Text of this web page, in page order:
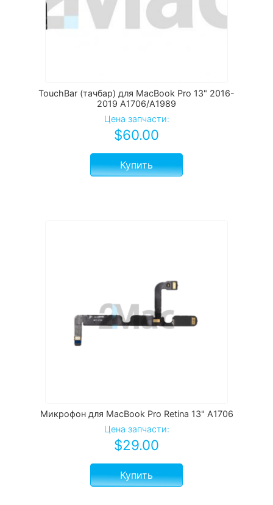
TouchBar (тачбар) для MacBook Pro 13" 2016-
2019 А1706/A1989
Цена запчасти:
$60.00
Купить
Микрофон для MacBook Pro Retina 13" A1706
Цена запчасти:
$29.00
Купить